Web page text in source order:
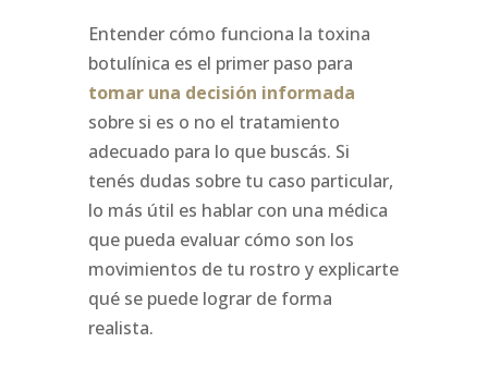
Entender cómo funciona la toxina
botulínica es el primer paso para
tomar una decisión informada
sobre si es o no el tratamiento
adecuado para lo que buscás. Si
tenés dudas sobre tu caso particular,
lo más útil es hablar con una médica
que pueda evaluar cómo son los
movimientos de tu rostro y explicarte
qué se puede lograr de forma
realista.